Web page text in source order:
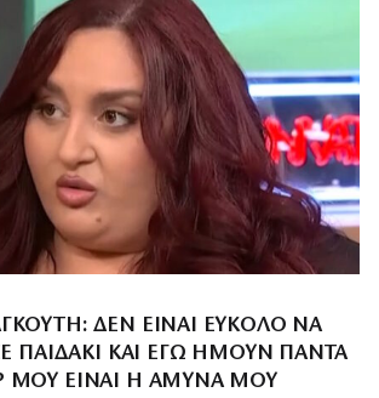
ΔΕΝ ΕΊΝΑΙ ΕΎΚΟΛΟ ΝΑ
ΠΑΙΔΆΚΙ ΚΑΙ ΕΓΏ ΉΜΟΥΝ ΠΆΝΤΑ
ΜΟΥ ΕΊΝΑΙ Η ΆΜΥΝΆ ΜΟΥ